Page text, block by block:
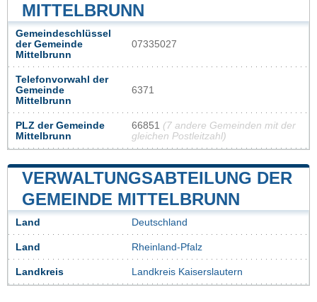
MITTELBRUNN
Gemeindeschlüssel
der Gemeinde
Mittelbrunn
07335027
Telefonvorwahl der
Gemeinde
Mittelbrunn
6371
PLZ der Gemeinde
Mittelbrunn
66851 (7 andere Gemeinden mit der
gleichen Postleitzahl)
VERWALTUNGSABTEILUNG DER
GEMEINDE MITTELBRUNN
Land Deutschland
Land Rheinland-Pfalz
Landkreis Landkreis Kaiserslautern